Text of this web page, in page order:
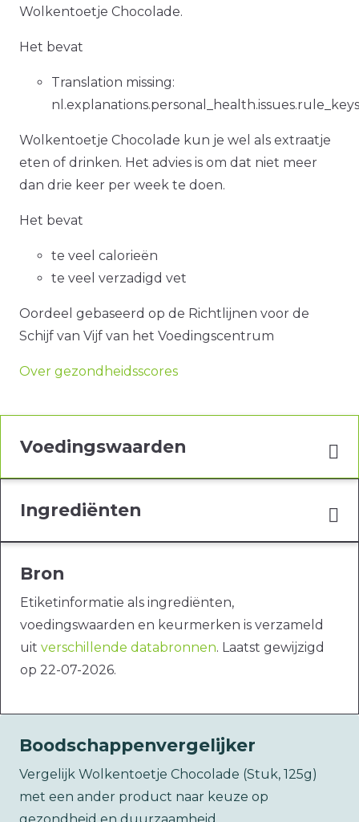
Wolkentoetje Chocolade.
Het bevat
Translation missing:
Wolkentoetje Chocolade kun je wel als extraatje
eten of drinken. Het advies is om dat niet meer
dan drie keer per week te doen.
Het bevat
te veel calorieën
te veel verzadigd vet
Oordeel gebaseerd op de Richtlijnen voor de
Schijf van Vijf van het Voedingscentrum
Over gezondheidsscores
Voedingswaarden
Ingrediënten
Bron
Etiketinformatie als ingrediënten,
voedingswaarden en keurmerken is verzameld
uit verschillende databronnen. Laatst gewijzigd
op 22-07-2026.
Boodschappenvergelijker
Vergelijk Wolkentoetje Chocolade (Stuk, 125g)
met een ander product naar keuze op